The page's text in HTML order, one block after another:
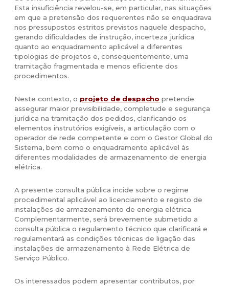
Esta insuficiência revelou-se, em particular, nas situações
em que a pretensão dos requerentes não se enquadrava
nos pressupostos estritos previstos naquele despacho,
gerando dificuldades de instrução, incerteza jurídica
quanto ao enquadramento aplicável a diferentes
tipologias de projetos e, consequentemente, uma
tramitação fragmentada e menos eficiente dos
procedimentos.
Neste contexto, o projeto de despacho pretende
assegurar maior previsibilidade, completude e segurança
jurídica na tramitação dos pedidos, clarificando os
elementos instrutórios exigíveis, a articulação com o
operador de rede competente e com o Gestor Global do
Sistema, bem como o enquadramento aplicável às
diferentes modalidades de armazenamento de energia
elétrica.
A presente consulta pública incide sobre o regime
procedimental aplicável ao licenciamento e registo de
instalações de armazenamento de energia elétrica.
Complementarmente, será brevemente submetido a
consulta pública o regulamento técnico que clarificará e
regulamentará as condições técnicas de ligação das
instalações de armazenamento à Rede Elétrica de
Serviço Público.
Os interessados podem apresentar contributos, por